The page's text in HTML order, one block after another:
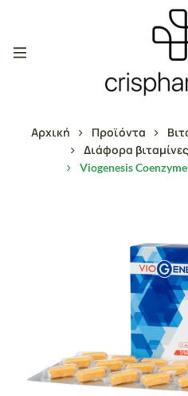
Αρχική Προϊόντα
Διάφορα
Viogenesis